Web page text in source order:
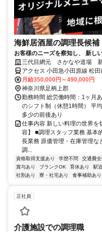
海鮮居酒屋の調理長候補
お客様のニーズを察知し、 新し
様々な経験で自己成長できます。
三代目網元 さかなや道場
アクセス 小田急小田原線 松
口徒歩約1分、小田急小田原線
月給350,000円～490,000円
神奈川県足柄上郡
勤務時間 総労働時間：1ヶ月
のシフト制（休憩1時間） 平
多少の前後あり
仕事内容 新しい料理の世界を
容】 ■調理スタッフ業務 基本
長業務 原価管理・在庫管理な
調...
資格取得支援あり 学歴不問 交通費
賞与あり
ブランクOK 育休あり 駅
社割あり
寮・社宅あり 食事補助あり
正社員
介護施設での調理職